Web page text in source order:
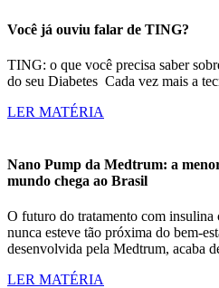
Você já ouviu falar de TING?
TING: o que você precisa saber
do seu Diabetes Cada vez mais a
LER MATÉRIA
Nano Pump da Medtrum: a
mundo chega ao Brasil
O futuro do tratamento com insulina
nunca esteve tão próxima do bem-
desenvolvida pela Medtrum, acaba
LER MATÉRIA